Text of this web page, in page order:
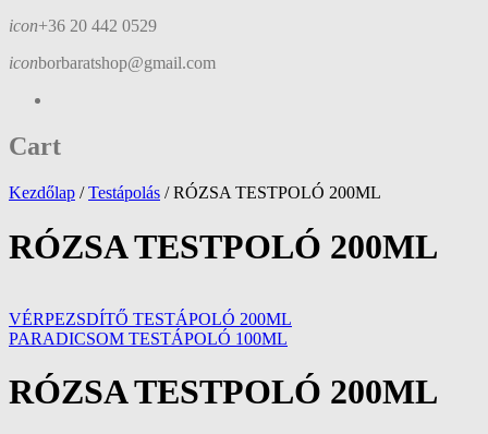
icon+36 20 442 0529
iconborbaratshop@gmail.com
Cart
Kezdőlap / Testápolás /RÓZSA TESTPOLÓ 200ML
RÓZSA TESTPOLÓ 200ML
VÉRPEZSDÍTŐ TESTÁPOLÓ 200ML
PARADICSOM TESTÁPOLÓ 100ML
RÓZSA TESTPOLÓ 200ML